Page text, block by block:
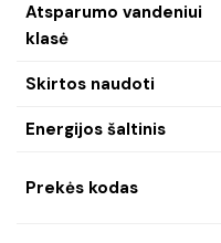
Atsparumo vandeniui
klasė
Skirtos naudoti
Energijos šaltinis
Prekės kodas